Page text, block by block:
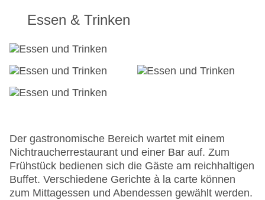
Check-out bis: 11:00:00
Konferenzraum
Hoteleröffnung: 1991
Hotelsafe
Letzte umfassende Renovierung: 2015
Anzahl der Aufzüge: 1
Zimmerservice: gegen Gebühr
Gesamtanzahl der Stockwerke: 8
Gesamtanzahl der Zimmer: 96
Pools:Beheizter Außenpool, Indoor Pool, Outdoor
Essen & Trinken
Der gastronomische Bereich wartet mit einem
Nichtraucherrestaurant und einer Bar auf. Zum
Frühstück bedienen sich die Gäste am reichhaltigen
Buffet. Verschiedene Gerichte à la carte können
zum Mittagessen und Abendessen gewählt werden.